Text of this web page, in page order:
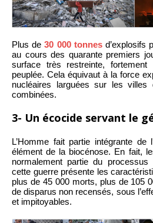
Plus de30 000 tonnesd’explosifs
au cours des quarante premiers
surface très restreinte, fortement
peuplée. Cela équivaut à la force
nucléaires larguées sur les villes
combinées.
3- Un écocide servant le
L’Homme fait partie intégrante
élément de la biocénose. En fait,
normalement partie du processus
cette guerre présente les
plus de 45 000 morts, plus de 105
de disparus non recensés, sous
et impitoyables.